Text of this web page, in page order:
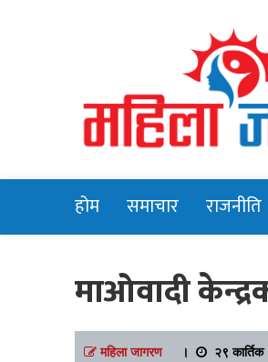
होम समाचार राजनीति
माओवादी
महिला जागरण। २९